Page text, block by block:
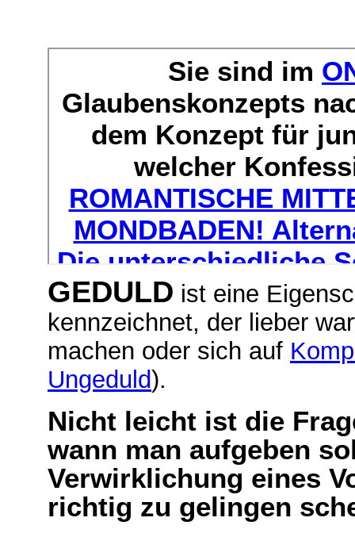
GEDULD ist eine
kennzeichnet, der lieber
machen oder sich auf
Ungeduld).
Nicht leicht ist die
wann man aufgeben
Verwirklichung eines
richtig zu gelingen